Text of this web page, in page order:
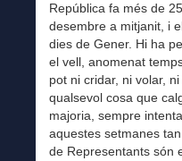
República fa més de
desembre a mitjanit, i
dies de Gener. Hi ha
el vell, anomenat
pot ni cridar, ni volar,
qualsevol cosa que
majoria, sempre
aquestes setmanes
de Representants són